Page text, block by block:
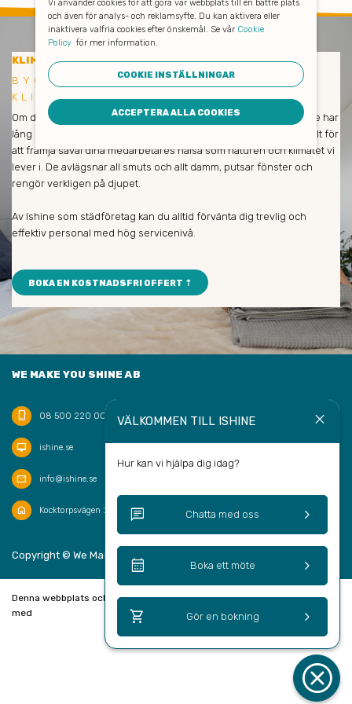
cancel
VÄLKOMMEN TILL ISHINE close
Hur kan vi hjälpa dig idag?
chat Chatta med oss keyboard_arrow_right
calendar_month Boka ett möte keyboard_arrow_right
shopping_cart Gör en bokning keyboard_arrow_right
KLIMATSMART BYGGSTÄDNING
BYGGSTÄDNING VÄSTERÅS -
KLIMATSMART OCH EFFEKTIV
Om du är nöjd så är vi också nöjda! Våra medarbetare och städare har
lång erfarenhet och städar enbart med miljövänliga produkter. Allt för
att främja såväl dina medarbetares hälsa som naturen och klimatet vi
lever i. De avlägsnar all smuts och allt damm, putsar fönster och
rengör verkligen på djupet.
Av Ishine som städföretag kan du alltid förvänta dig trevlig och
effektiv personal med hög servicenivå.
BOKA EN KOSTNADSFRI OFFERT ⇡
WE MAKE YOU SHINE AB
phone_iphone 08 500 220 00
desktop_mac ishine.se
mail info@ishine.se
home Kocktorpsvägen 20, 132 43 Saltsjö-Boo
Copyright © We Make You Shine AB 2026 keyboard_arrow_up
Denna webbplats och bokningssystem är skapad
med
Vi använder cookies för att göra vår webbplats till en bättre plats
och även för analys- och reklamsyfte. Du kan aktivera eller
inaktivera valfria cookies efter önskemål. Se vår Cookie
Policy för mer information.
COOKIE INSTÄLLNINGAR
ACCEPTERA ALLA COOKIES